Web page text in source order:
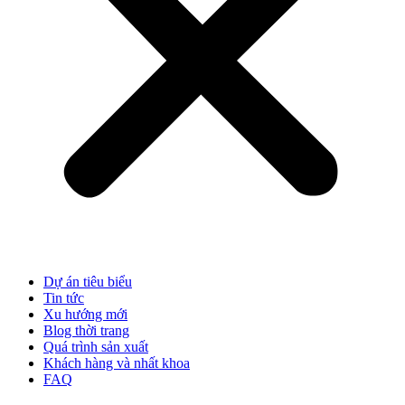
Dự án tiêu biểu
Tin tức
Xu hướng mới
Blog thời trang
Quá trình sản xuất
Khách hàng và nhất khoa
FAQ